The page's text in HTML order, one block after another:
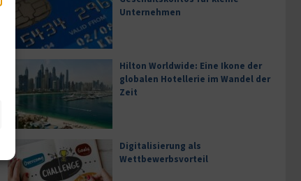
Unternehmen
Hilton Worldwide: Eine Ikone der
globalen Hotellerie im Wandel der
Zeit
Digitalisierung als
Wettbewerbsvorteil